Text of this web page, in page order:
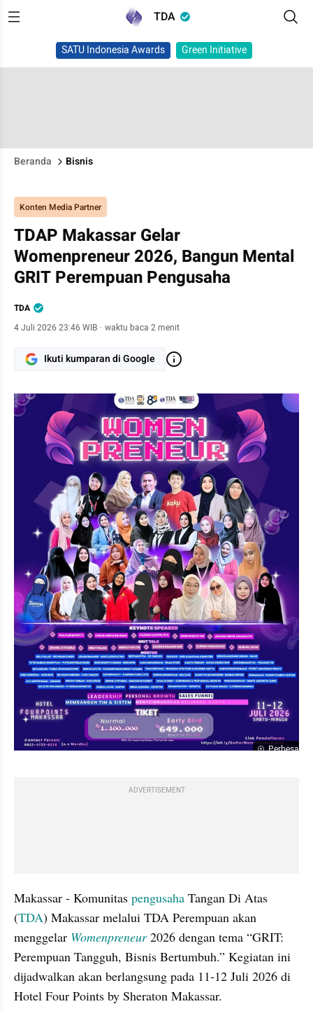
TDA
SATU Indonesia Awards Green Initiative
Beranda Bisnis
Konten Media Partner
TDAP Makassar Gelar
Womenpreneur 2026, Bangun Mental
GRIT Perempuan Pengusaha
TDA
4 Juli 2026 23:46 WIB · waktu baca 2 menit
Ikuti kumparan di Google
Perbesar
ADVERTISEMENT
Makassar - Komunitas pengusaha Tangan Di Atas
(TDA) Makassar melalui TDA Perempuan akan
menggelar Womenpreneur 2026 dengan tema “GRIT:
Perempuan Tangguh, Bisnis Bertumbuh.” Kegiatan ini
dijadwalkan akan berlangsung pada 11-12 Juli 2026 di
Hotel Four Points by Sheraton Makassar.